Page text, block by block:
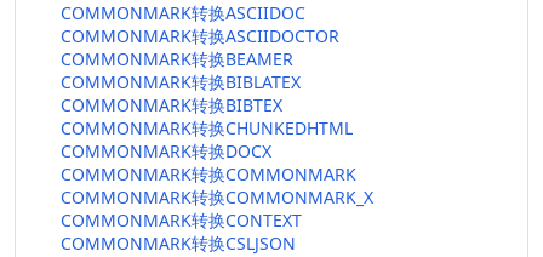
COMMONMARK转换ASCIIDOC
COMMONMARK转换ASCIIDOCTOR
COMMONMARK转换BEAMER
COMMONMARK转换BIBLATEX
COMMONMARK转换BIBTEX
COMMONMARK转换CHUNKEDHTML
COMMONMARK转换DOCX
COMMONMARK转换COMMONMARK
COMMONMARK转换COMMONMARK_X
COMMONMARK转换CONTEXT
COMMONMARK转换CSLJSON